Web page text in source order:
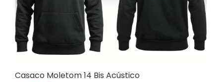
Casaco Moletom 14 Bis Acústico